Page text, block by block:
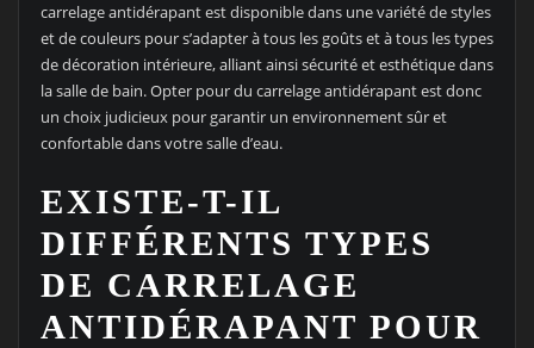
carrelage antidérapant est disponible dans une variété de styles
et de couleurs pour s’adapter à tous les goûts et à tous les types
de décoration intérieure, alliant ainsi sécurité et esthétique dans
la salle de bain. Opter pour du carrelage antidérapant est donc
un choix judicieux pour garantir un environnement sûr et
confortable dans votre salle d’eau.
EXISTE-T-IL
DIFFÉRENTS TYPES
DE CARRELAGE
ANTIDÉRAPANT POUR